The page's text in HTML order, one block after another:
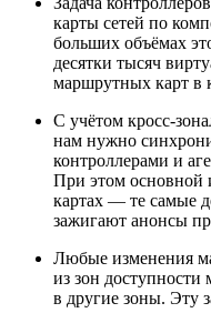
карты сетей по
больших объёмах
десятки тысяч
маршрутных карт в
С учётом
нам нужно
контроллерами и
При этом основной
картах — те самые
зажигают анонсы
Любые изменения
из зон
в другие зоны. Эту